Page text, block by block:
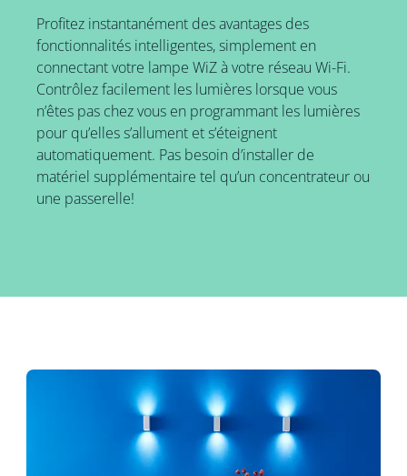
Profitez instantanément des avantages des
fonctionnalités intelligentes, simplement en
connectant votre lampe WiZ à votre réseau Wi-Fi.
Contrôlez facilement les lumières lorsque vous
n’êtes pas chez vous en programmant les lumières
pour qu’elles s’allument et s’éteignent
automatiquement. Pas besoin d’installer de
matériel supplémentaire tel qu’un concentrateur ou
une passerelle!